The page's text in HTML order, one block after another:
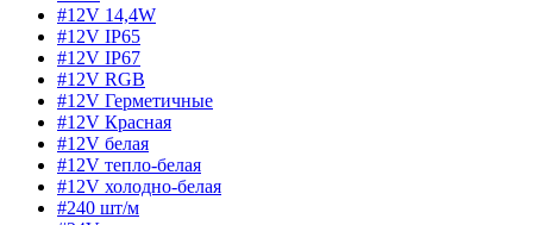
#12V 14,4W
#12V IP65
#12V IP67
#12V RGB
#12V Герметичные
#12V Красная
#12V белая
#12V тепло-белая
#12V холодно-белая
#240 шт/м